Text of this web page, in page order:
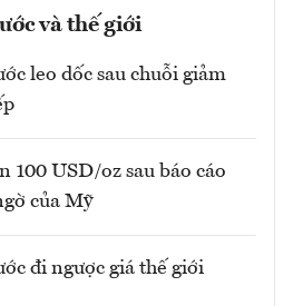
và thế giới
leo dốc sau chuỗi giảm
100 USD/oz sau báo cáo
của Mỹ
đi ngược giá thế giới